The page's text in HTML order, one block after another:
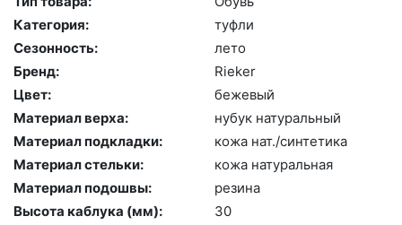
Категория:
туф­ли
Сезонность:
ле­то
Бренд:
Ri­eker
Цвет:
бе­жевый
Материал верха:
ну­бук на­тураль­ный
Материал подкладки:
ко­жа нат./син­те­тика
Материал стельки:
ко­жа на­тураль­ная
Материал подошвы:
ре­зина
Высота каблука (мм):
30